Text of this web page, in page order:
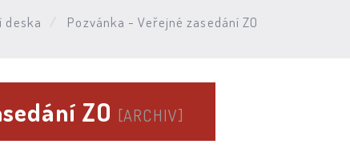
deska Pozvánka - Veřejné zasedání ZO
ZO [ARCHIV]